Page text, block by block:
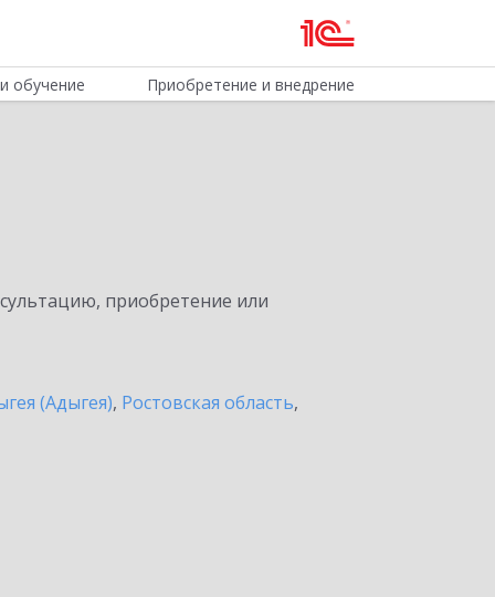
обучение Приобретение и внедрение
приобретение или
(Адыгея), Ростовская область,